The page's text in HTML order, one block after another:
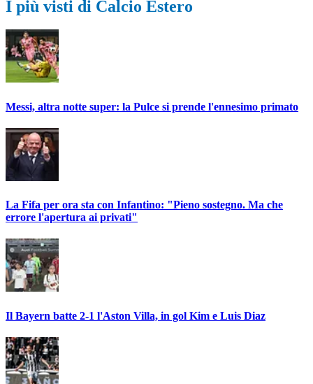
I più visti di Calcio Estero
Messi, altra notte super: la Pulce si prende l'ennesimo primato
La Fifa per ora sta con Infantino: "Pieno sostegno. Ma che
errore l'apertura ai privati"
Il Bayern batte 2-1 l'Aston Villa, in gol Kim e Luis Diaz